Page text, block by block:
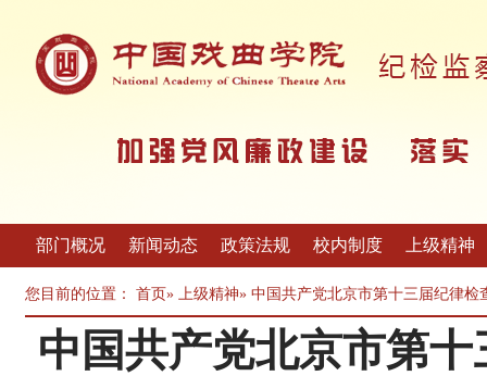
部门概况 新闻动态 政策法规 校内制度 上级精神
您目前的位置： 首页» 上级精神» 中国共产党北京市第十三届纪律检
中国共产党北京市第